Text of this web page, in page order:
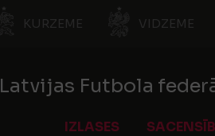
KURZEME VIDZEME
Latvijas Futbola
IZLASES